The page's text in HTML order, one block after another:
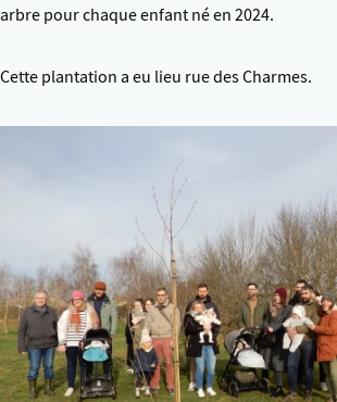
arbre pour chaque enfant né en 2024.
Cette plantation a eu lieu rue des Charmes.